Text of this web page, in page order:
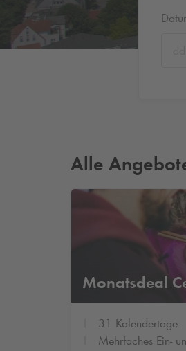
Alle
Monatsdeal
31 Kalendertage
Mehrfaches Ein-